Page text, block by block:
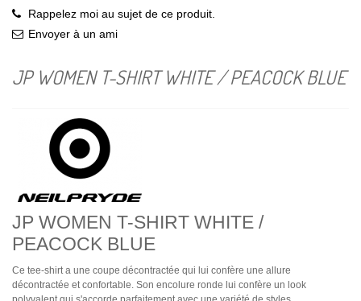
Rappelez moi au sujet de ce produit.
Envoyer à un ami
JP WOMEN T-SHIRT WHITE / PEACOCK BLUE
JP WOMEN T-SHIRT WHITE /
PEACOCK BLUE
Ce tee-shirt a une coupe décontractée qui lui confère une allure
décontractée et confortable. Son encolure ronde lui confère un look